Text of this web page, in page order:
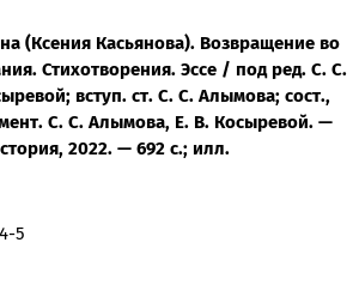
(Ксения Касьянова). Возвращение во
Стихотворения. Эссе / под ред. С. С.
вступ. ст. С. С. Алымова; сост.,
С. С. Алымова, Е. В. Косыревой. —
2022. — 692 с.; илл.
5